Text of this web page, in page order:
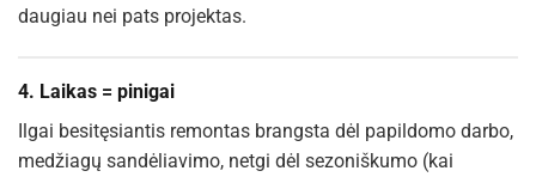
daugiau nei pats projektas.
4. Laikas = pinigai
Ilgai besitęsiantis remontas brangsta dėl papildomo darbo,
medžiagų sandėliavimo, netgi dėl sezoniškumo (kai